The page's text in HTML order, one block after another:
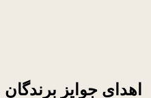
اهدای جوایز برندگان